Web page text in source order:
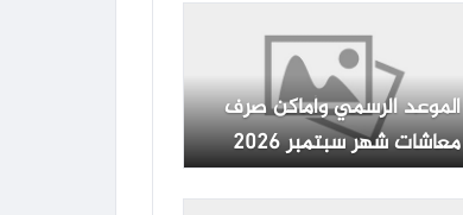
الموعد الرسمي وأماكن صرف
معاشات شهر سبتمبر 2026
وفقا للجدول المعلن